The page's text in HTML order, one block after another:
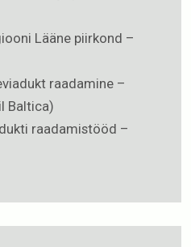
Lääne piirkond –
raadamine –
Baltica)
raadamistööd –